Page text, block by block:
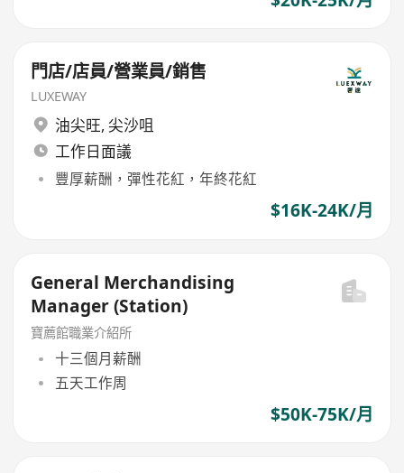
門店/店員/營業員/銷售
LUXEWAY
油尖旺, 尖沙咀
工作日面議
豐厚薪酬，彈性花紅，年終花紅
$16K-24K/月
General Merchandising
Manager (Station)
寶薦館職業介紹所
十三個月薪酬
五天工作周
$50K-75K/月